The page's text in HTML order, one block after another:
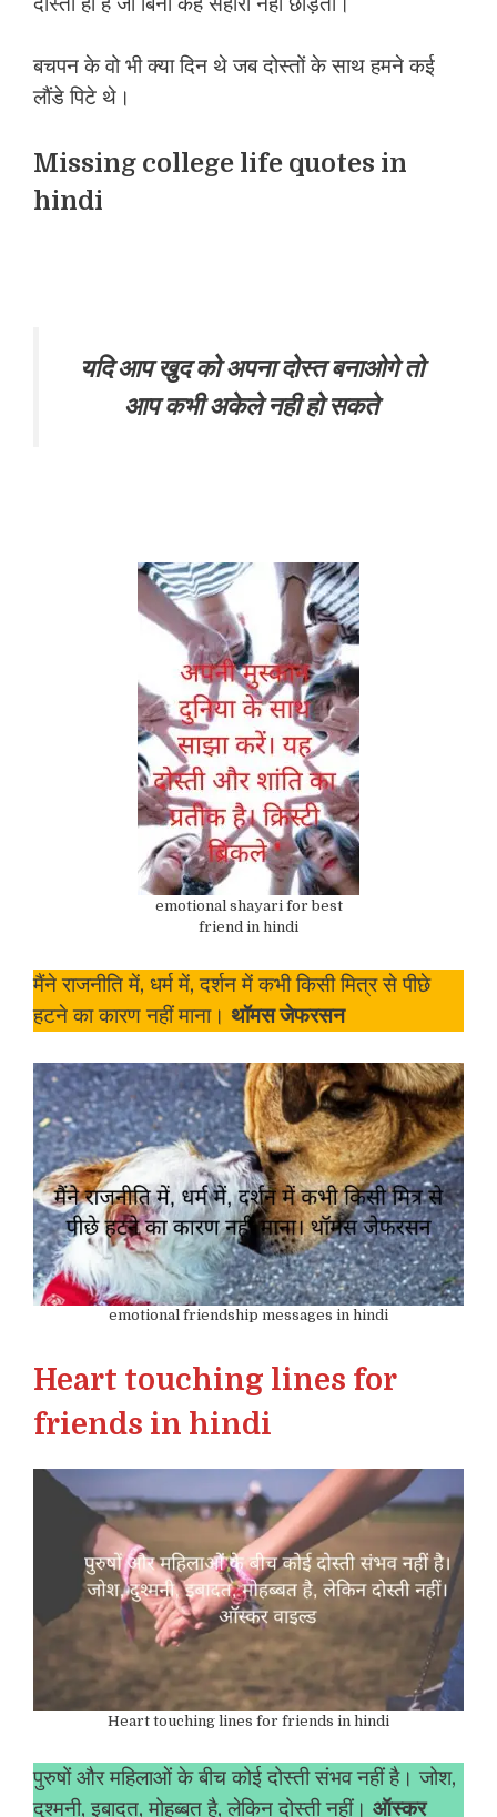
बचपन के वो भी क्या दिन थे जब दोस्तों के साथ हमने कई
लौंडे पिटे थे।
Missing college life quotes in
hindi
यदि आप खुद को अपना दोस्त बनाओगे तो
आप कभी अकेले नही हो सकते
emotional shayari for best
friend in hindi
मैंने राजनीति में, धर्म में, दर्शन में कभी किसी मित्र से पीछे
हटने का कारण नहीं माना। थॉमस जेफरसन
emotional friendship messages in hindi
Heart touching lines for
friends in hindi
Heart touching lines for friends in hindi
पुरुषों और महिलाओं के बीच कोई दोस्ती संभव नहीं है। जोश,
दुश्मनी, इबादत, मोहब्बत है, लेकिन दोस्ती नहीं। ऑस्कर